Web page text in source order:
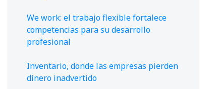
We work: el trabajo flexible fortalece
competencias para su desarrollo
profesional
Inventario, donde las empresas pierden
dinero inadvertido